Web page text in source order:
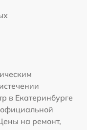
в Екатеринбурге
официальной
на ремонт,